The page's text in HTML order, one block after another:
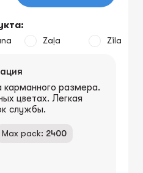
Zaļa Zila
карманного размера.
цветах. Легкая
службы.
Max pack: 2400